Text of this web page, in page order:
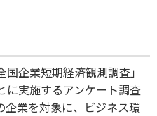
企業短期経済観測調査」
に実施するアンケート調査
企業を対象に、ビジネス環